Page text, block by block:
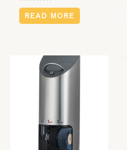
Rated
out
of
READ MORE